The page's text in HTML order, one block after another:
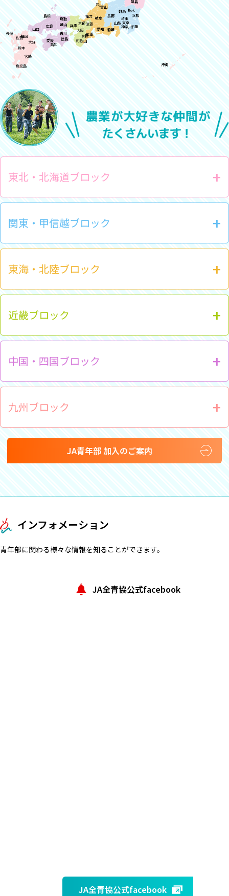
福島
茨城
栃木
群馬
埼玉
千葉
東京
神奈川
山梨
長野
富山
石川
福井 岐阜
静岡
愛知
三重
滋賀
京都
大阪
兵庫
奈良
和歌山
鳥取
島根
岡山
広島
山口
徳島
香川
愛媛
高知
福岡
佐賀
長崎
熊本
大分
宮崎
鹿児島
沖縄
東北・北海道ブロック
関東・甲信越ブロック
東海・北陸ブロック
近畿ブロック
中国・四国ブロック
九州ブロック
JA青年部 加入のご案内
インフォメーション
青年部に関わる様々な情報を知ることができます。
JA全青協公式facebook
JA全青協公式facebook